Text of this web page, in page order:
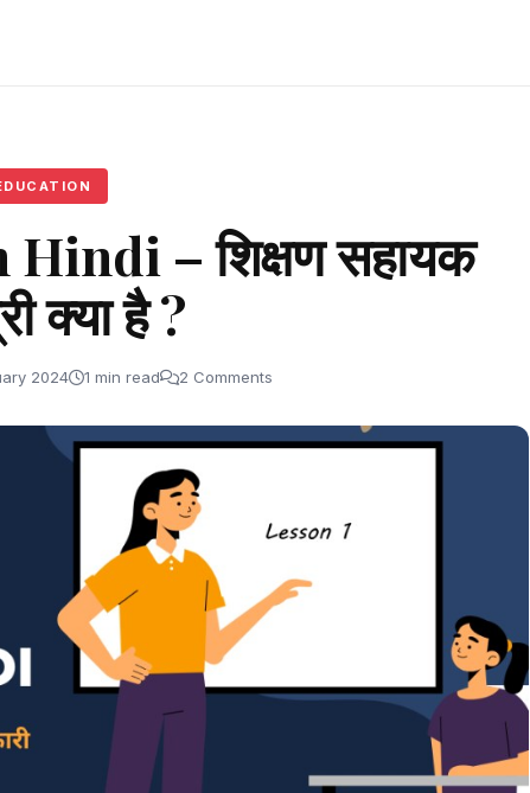
– शिक्षण सहायक
क्या है ?
2024 1 min read 2 Comments